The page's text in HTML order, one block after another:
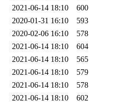
2021-06-14 18:10
600
2020-01-31 16:10
593
2020-02-06 16:10
578
2021-06-14 18:10
604
2021-06-14 18:10
565
2021-06-14 18:10
579
2021-06-14 18:10
578
2021-06-14 18:10
602